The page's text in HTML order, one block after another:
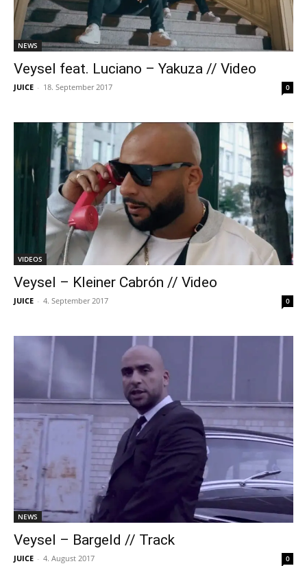
NEWS
Veysel feat. Luciano – Yakuza // Video
JUICE - 18. September 2017 0
VIDEOS
Veysel – Kleiner Cabrón // Video
JUICE - 4. September 2017 0
NEWS
Veysel – Bargeld // Track
JUICE - 4. August 2017 0